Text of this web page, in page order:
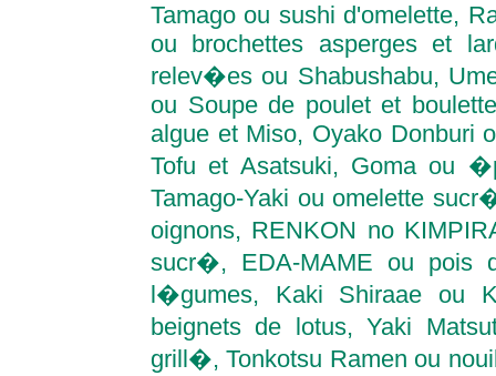
Tamago ou sushi d'omelette,
ou brochettes asperges et
relev�es ou Shabushabu,
ou Soupe de poulet et
algue et Miso, Oyako Donburi
Tofu et Asatsuki, Goma ou
Tamago-Yaki ou omelette
oignons, RENKON no
sucr�, EDA-MAME ou pois
l�gumes, Kaki Shiraae ou
beignets de lotus, Yaki
grill�, Tonkotsu Ramen ou